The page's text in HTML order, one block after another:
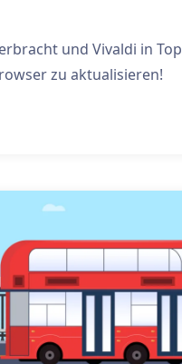
und Vivaldi in
zu aktualisieren!